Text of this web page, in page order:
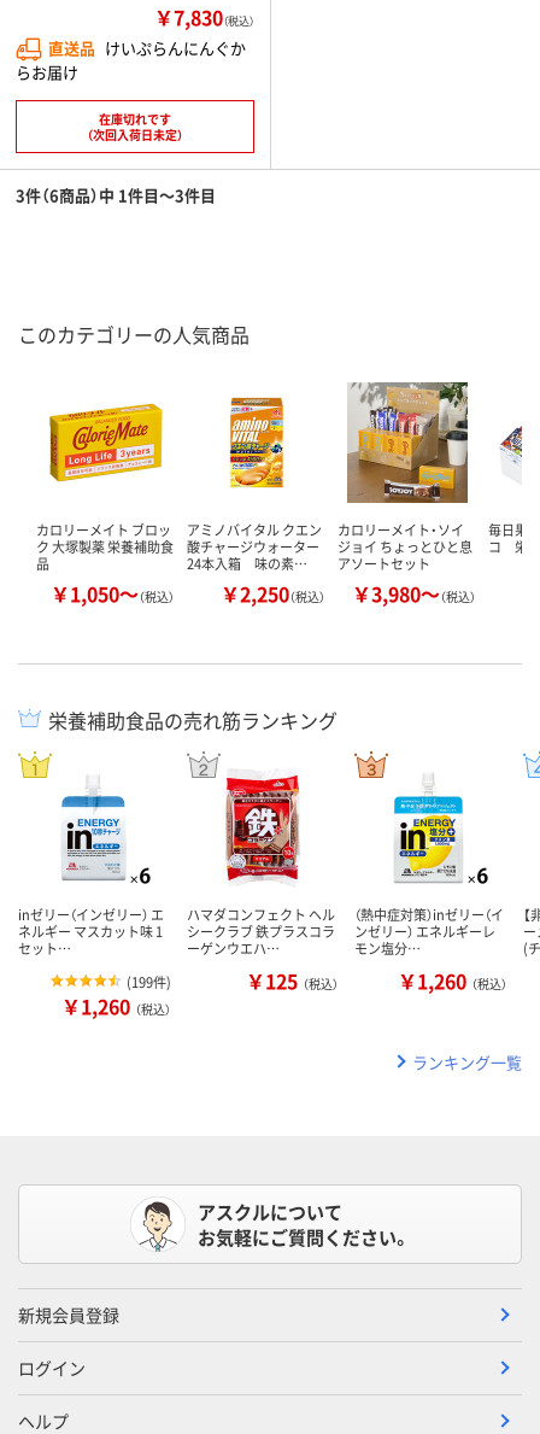
￥7,830（税込）
直送品 けいぷらんにんぐか
らお届け
在庫切れです
（次回入荷日未定）
3件（6商品）中 1件目～3件目
このカテゴリーの人気商品
カロリーメイト ブロッ
ク 大塚製薬 栄養補助食
品
￥1,050～（税込）
アミノバイタル クエン
酸チャージウォーター
24本入箱 味の素…
￥2,250（税込）
カロリーメイト・ソイ
ジョイ ちょっとひと息
アソートセット
￥3,980～（税込）
毎日果
コ 栄
栄養補助食品の売れ筋ランキング
inゼリー（インゼリー） エ
ネルギー マスカット味 1
セット…
(199件)
￥1,260 （税込）
ハマダコンフェクト ヘル
シークラブ 鉄プラスコラ
ーゲンウエハ…
￥125 （税込）
（熱中症対策）inゼリー（イ
ンゼリー） エネルギーレ
モン塩分…
￥1,260 （税込）
(
ランキング一覧
アスクルについて
お気軽にご質問ください。
新規会員登録
ログイン
ヘルプ